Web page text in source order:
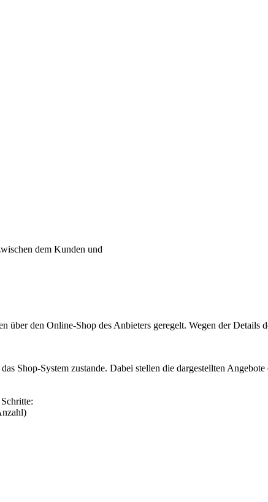
dem Kunden und
über den Online-Shop des Anbieters geregelt. Wegen der
Shop-System zustande. Dabei stellen die dargestellten